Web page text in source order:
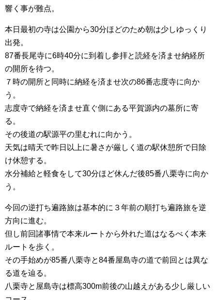
響く事が難点。
本日最初の寺は公園から30分ほどのため朝は少しゆっくり
出発。
87番長尾寺に6時40分に到着し参拝と読経を済ませ納経所
の開所を待つ。
７時の開所と同時に納経を済ませ次の86番志度寺に向か
う。
志度寺で納経を済ませ直ぐ側にある平賀源内の墓所に寄
る。
その後道の駅源平の里むれに向かう。
天気は晴天で昨日以上に暑さが厳しく道の駅休憩所で日除
け休憩する。
水分補給と軽食をして30分ほど休んだ後85番八栗寺に向か
う。
今回の逆打ち遍路旅は基本的に３年前の順打ち遍路旅を逆
方向に進む。
但し前回諸事情で本来ルートから外れた道はなるべく本来
ルートを歩く。
その手始めが85番八栗寺と84番屋島寺の道で前回とは異な
る道を辿る。
八栗寺と屋島寺は標高300m前後の山越えがある少し厳しい